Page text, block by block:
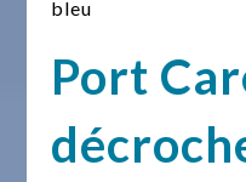
bleu
Port